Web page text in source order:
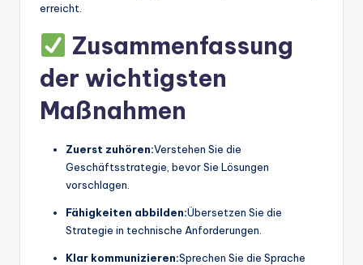
erreicht.
Zusammenfassung
der wichtigsten
Maßnahmen
Zuerst zuhören:Verstehen Sie die
Geschäftsstrategie, bevor Sie Lösungen
vorschlagen.
Fähigkeiten abbilden:Übersetzen Sie die
Strategie in technische Anforderungen.
Klar kommunizieren:Sprechen Sie die Sprache